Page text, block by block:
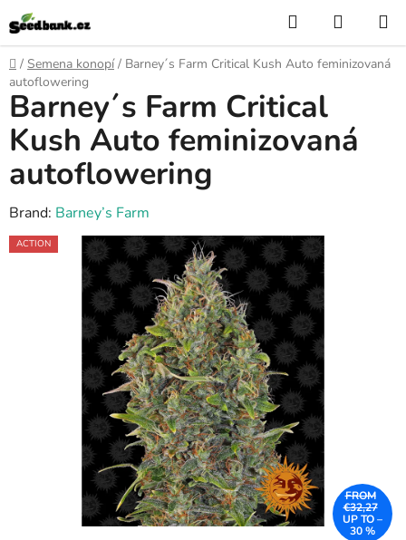
Skip
to
content
Search
CART
Home
/ Semena konopí / Barney´s Farm Critical Kush Auto feminizovaná
autoflowering
Barney´s Farm Critical
Kush Auto feminizovaná
autoflowering
Brand: Barney’s Farm
ACTION
FROM
€32,27
UP TO –
30 %